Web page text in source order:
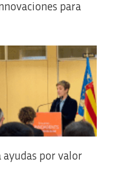
para
ayudas por valor